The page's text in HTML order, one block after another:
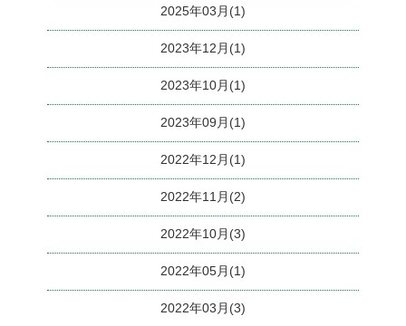
2025年03月(1)
2023年12月(1)
2023年10月(1)
2023年09月(1)
2022年12月(1)
2022年11月(2)
2022年10月(3)
2022年05月(1)
2022年03月(3)